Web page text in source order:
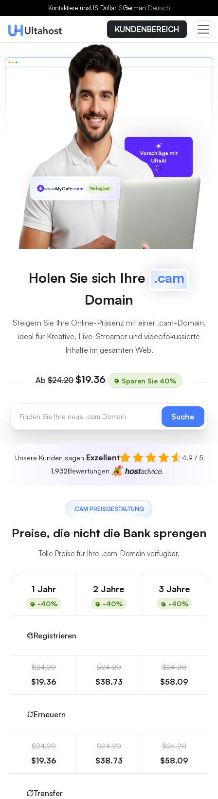
Kontaktiere unsUS Dollar $German Deutsch
KUNDENBEREICH
Vorschläge mit
UltaAI
wwwMyCafe.cam Verfügbar!
Holen Sie sich Ihre .cam
Domain
Steigern Sie Ihre Online-Präsenz mit einer .cam-Domain,
ideal für Kreative, Live-Streamer und videofokussierte
Inhalte im gesamten Web.
Ab $24.20 $19.36 Sparen Sie 40%
Suche
Unsere Kunden sagen Exzellent
4.9 / 5
1,932Bewertungen
.CAM PREISGESTALTUNG
Preise, die nicht die Bank sprengen
Tolle Preise für Ihre .cam-Domain verfügbar.
1 Jahr
-40%
2 Jahre
-40%
3 Jahre
-40%
Registrieren
$24.20
$19.36
$24.20
$38.73
$24.20
$58.09
Erneuern
$24.20
$19.36
$24.20
$38.73
$24.20
$58.09
Transfer